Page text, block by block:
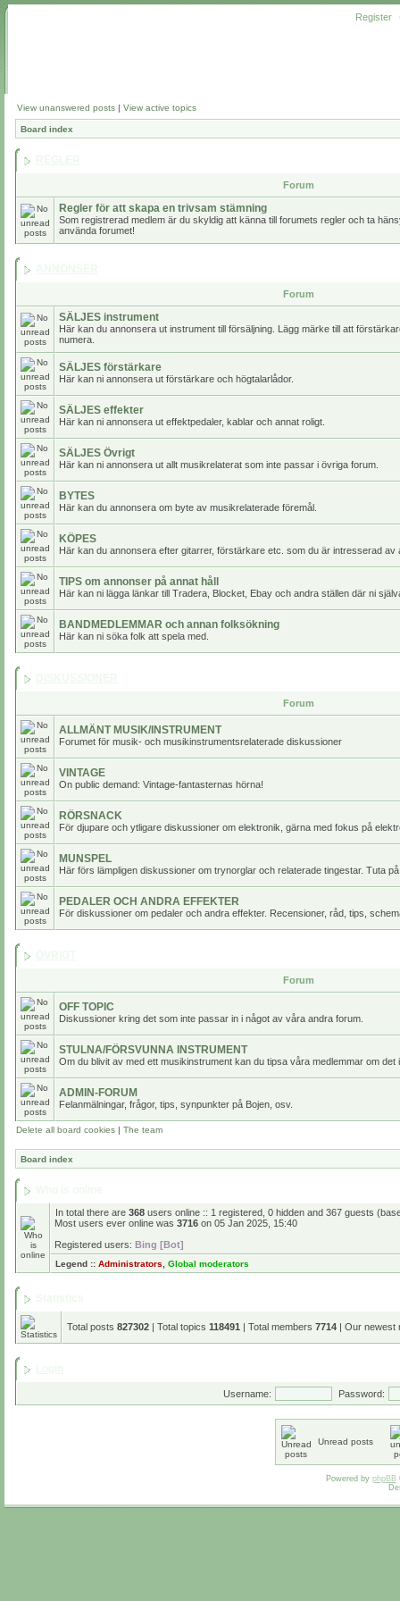
Register
View unanswered posts | View active topics
Board index
Forum
Regler för att skapa en trivsam stämning
Som registrerad medlem är du skyldig att känna till forumets regler och ta
använda forumet!
Forum
SÄLJES instrument
Här kan du annonsera ut instrument till försäljning. Lägg märke till att
numera.
SÄLJES förstärkare
Här kan ni annonsera ut förstärkare och högtalarlådor.
SÄLJES effekter
Här kan ni annonsera ut effektpedaler, kablar och annat roligt.
SÄLJES Övrigt
Här kan ni annonsera ut allt musikrelaterat som inte passar i övriga forum.
BYTES
Här kan du annonsera om byte av musikrelaterade föremål.
KÖPES
Här kan du annonsera efter gitarrer, förstärkare etc. som du är intresserad av
TIPS om annonser på annat håll
Här kan ni lägga länkar till Tradera, Blocket, Ebay och andra ställen där ni
BANDMEDLEMMAR och annan folksökning
Här kan ni söka folk att spela med.
Forum
ALLMÄNT MUSIK/INSTRUMENT
Forumet för musik- och musikinstrumentsrelaterade diskussioner
VINTAGE
On public demand: Vintage-fantasternas hörna!
RÖRSNACK
För djupare och ytligare diskussioner om elektronik, gärna med fokus på
MUNSPEL
Här förs lämpligen diskussioner om trynorglar och relaterade tingestar. Tuta
PEDALER OCH ANDRA EFFEKTER
För diskussioner om pedaler och andra effekter. Recensioner, råd, tips,
Forum
OFF TOPIC
Diskussioner kring det som inte passar in i något av våra andra forum.
STULNA/FÖRSVUNNA INSTRUMENT
Om du blivit av med ett musikinstrument kan du tipsa våra medlemmar om det
ADMIN-FORUM
Felanmälningar, frågor, tips, synpunkter på Bojen, osv.
Delete all board cookies | The team
Board index
In total there are 368 users online :: 1 registered, 0 hidden and 367 guests
Most users ever online was 3716 on 05 Jan 2025, 15:40
Registered users: Bing [Bot]
Legend :: Administrators Global moderators
Total posts 827302 | Total topics 118491 | Total members 7714 | Our newest
Username: Password:
Unread posts
Powered by phpBB